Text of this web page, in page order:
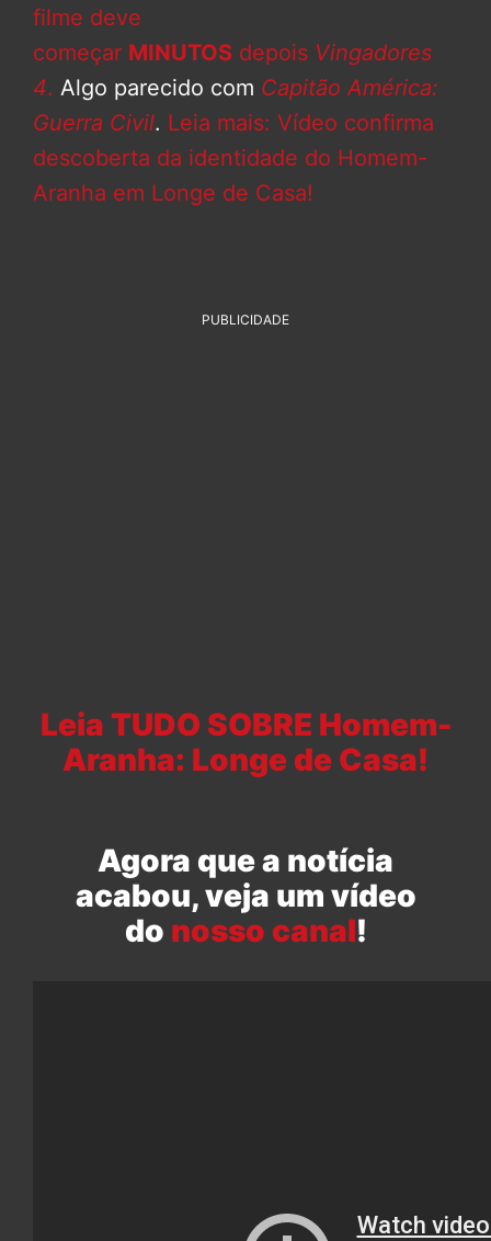
filme deve
começar MINUTOS depois Vingadores
4. Algo parecido com Capitão América:
Guerra Civil. Leia mais: Vídeo confirma
descoberta da identidade do Homem-
Aranha em Longe de Casa!
PUBLICIDADE
Leia TUDO SOBRE Homem-
Aranha: Longe de Casa!
Agora que a notícia
acabou, veja um vídeo
do nosso canal!